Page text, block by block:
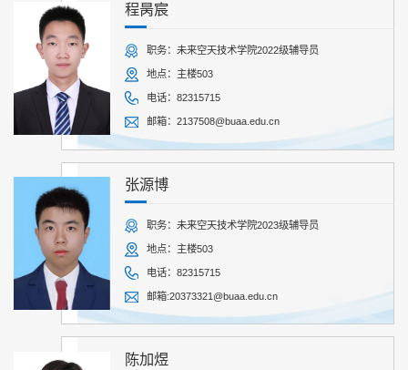
程昺宸
职务：未来空天技术学院2022级辅导员
地点：主楼503
电话：82315715
邮箱：2137508@buaa.edu.cn
张源博
职务：未来空天技术学院2023级辅导员
地点：主楼503
电话：82315715
邮箱:20373321@buaa.edu.cn
陈加煜